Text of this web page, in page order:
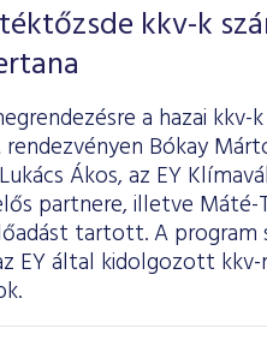
kkv-k
a hazai kkv-
Bókay
Ákos, az EY
partnere, illetve Máté-
tartott. A program
EY által kidolgozott